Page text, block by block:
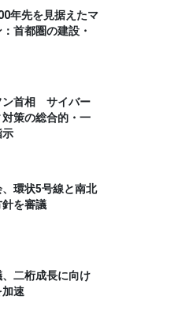
年先を見据えたマ
首都圏の建設・
ン首相 サイバー
策の総合的・一
示
環状5号線と南北
を審議
二桁成長に向け
加速